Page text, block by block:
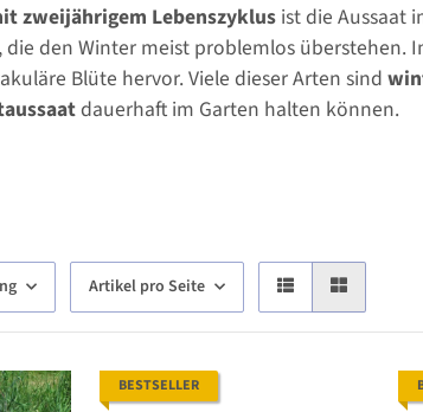
zweijährigem Lebenszyklus ist die Aussaat
den Winter meist problemlos überstehen.
Blüte hervor. Viele dieser Arten sind
dauerhaft im Garten halten können.
Artikel pro Seite
BESTSELLER